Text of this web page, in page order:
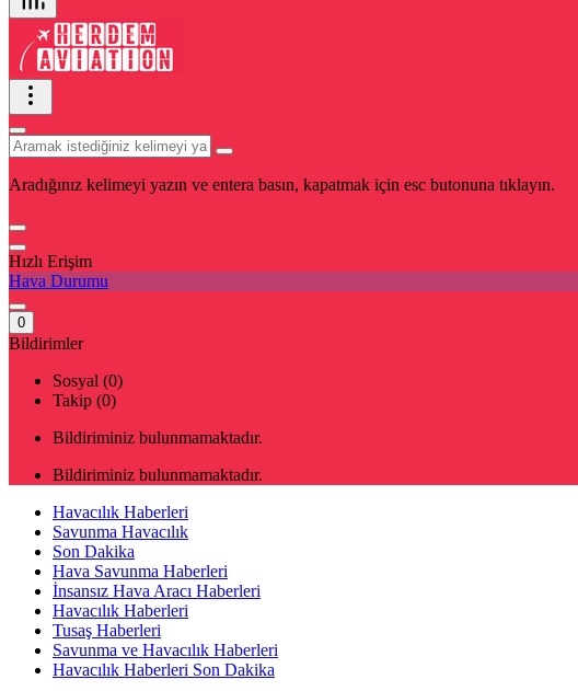
Aradığınız kelimeyi yazın ve entera basın, kapatmak için esc butonuna tıklayın.
Hızlı Erişim
Hava Durumu
0
Bildirimler
Sosyal (0)
Takip (0)
Bildiriminiz bulunmamaktadır.
Bildiriminiz bulunmamaktadır.
Havacılık Haberleri
Savunma Havacılık
Son Dakika
Hava Savunma Haberleri
İnsansız Hava Aracı Haberleri
Havacılık Haberleri
Tusaş Haberleri
Savunma ve Havacılık Haberleri
Havacılık Haberleri Son Dakika